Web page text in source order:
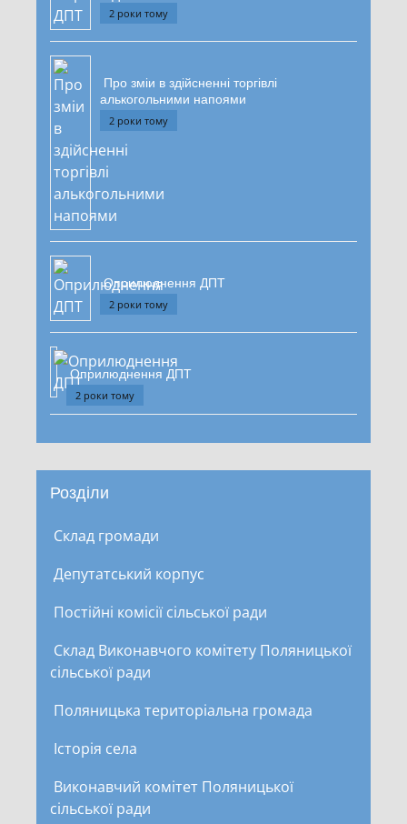
2 роки тому
Про зміи в здійсненні торгівлі
алькогольними напоями
2 роки тому
Оприлюднення ДПТ
2 роки тому
Оприлюднення ДПТ
2 роки тому
Розділи
Склад громади
Депутатський корпус
Постійні комісії сільської ради
Склад Виконавчого комітету Поляницької
сільської ради
Поляницька територіальна громада
Історія села
Виконавчий комітет Поляницької
сільської ради